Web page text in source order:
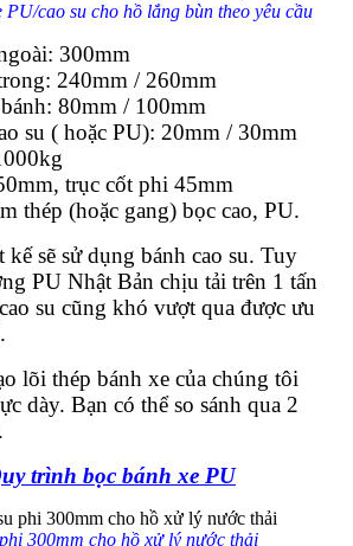
PU/cao su cho hồ lắng bùn theo yêu cầu
300mm
240mm / 260mm
80mm / 100mm
su ( hoặc PU): 20mm / 30mm
trục cốt phi 45mm
thép (hoặc gang) bọc cao, PU.
kế sẽ sử dụng bánh cao su. Tuy
PU Nhật Bản chịu tải trên 1 tấn
su cũng khó vượt qua được ưu
lõi thép bánh xe của chúng tôi
dày. Bạn có thể so sánh qua 2
trình bọc bánh xe PU
300mm cho hồ xử lý nước thải